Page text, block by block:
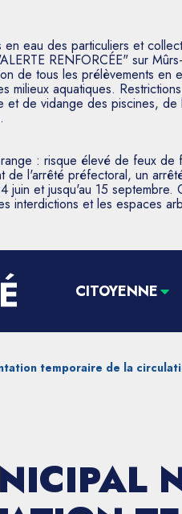
en eau des particuliers et
RENFORCÉE" sur
de tous les prélèvements en
milieux aquatiques.
et de vidange des piscines, de
: risque élevé de feux de
de l'arrêté préfectoral, un
juin et jusqu'au 15 septembre.
interdictions et les espaces
CITOYENNE
temporaire de la